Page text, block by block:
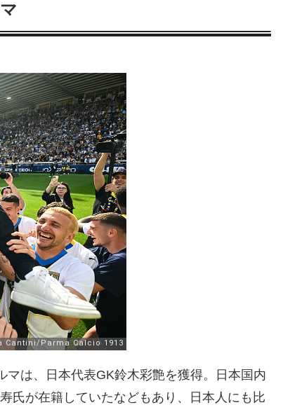
は、日本代表GK鈴木彩艶を獲得。日本国内
氏が在籍していたなどもあり、日本人にも比